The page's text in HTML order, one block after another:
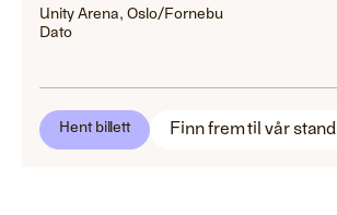
Unity Arena, Oslo/Fornebu
Dato
Hent billett Finn frem til vår stand